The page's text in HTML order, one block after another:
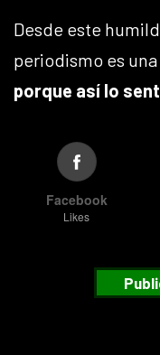
Desde este
periodismo es una
porque así lo
Facebook
Likes